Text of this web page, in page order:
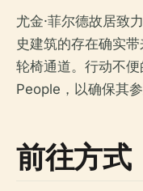
尤金·菲尔德故居致
史建筑的存在确实
轮椅通道。行动不
People，以确保其参
前往方式